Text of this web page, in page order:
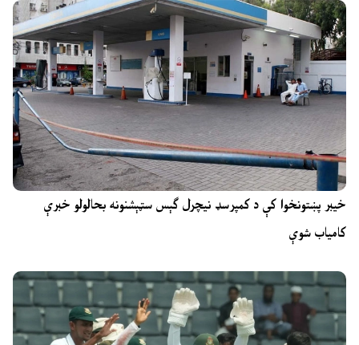
خیبر پښتونخوا کې د کمپرسډ نیچرل ګېس سټېشنونه بحالولو خبرې
کامیاب شوې